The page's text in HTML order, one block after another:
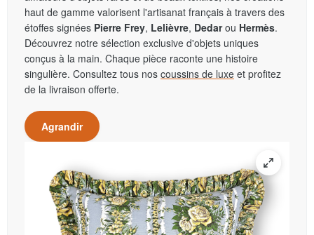
haut de gamme valorisent l'artisanat français à travers des
étoffes signées Pierre Frey, Lelièvre, Dedarou Hermès.
Découvrez notre sélection exclusive d'objets uniques
conçus à la main. Chaque pièce raconte une histoire
singulière. Consultez tous nos coussins de luxe et profitez
de la livraison offerte.
Agrandir